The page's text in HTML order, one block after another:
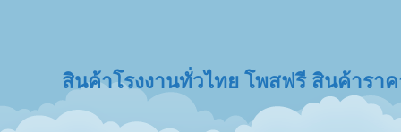
สินค้าโรงงานทั่วไทย โพสฟรี สินค้ารา